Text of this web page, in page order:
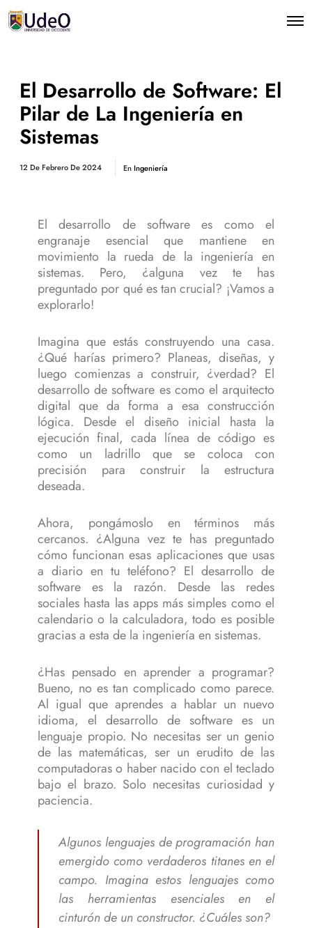
El Desarrollo de Software: El
Pilar de La Ingeniería en
Sistemas
12 De Febrero De 2024 EnIngeniería
El desarrollo de software es como el
engranaje esencial que mantiene en
movimiento la rueda de la ingeniería en
sistemas. Pero, ¿alguna vez te has
preguntado por qué es tan crucial? ¡Vamos a
explorarlo!
Imagina que estás construyendo una casa.
¿Qué harías primero? Planeas, diseñas, y
luego comienzas a construir, ¿verdad? El
desarrollo de software es como el arquitecto
digital que da forma a esa construcción
lógica. Desde el diseño inicial hasta la
ejecución final, cada línea de código es
como un ladrillo que se coloca con
precisión para construir la estructura
deseada.
Ahora, pongámoslo en términos más
cercanos. ¿Alguna vez te has preguntado
cómo funcionan esas aplicaciones que usas
a diario en tu teléfono? El desarrollo de
software es la razón. Desde las redes
sociales hasta las apps más simples como el
calendario o la calculadora, todo es posible
gracias a esta de la ingeniería en sistemas.
¿Has pensado en aprender a programar?
Bueno, no es tan complicado como parece.
Al igual que aprendes a hablar un nuevo
idioma, el desarrollo de software es un
lenguaje propio. No necesitas ser un genio
de las matemáticas, ser un erudito de las
computadoras o haber nacido con el teclado
bajo el brazo. Solo necesitas curiosidad y
paciencia.
Algunos lenguajes de programación han
emergido como verdaderos titanes en el
campo. Imagina estos lenguajes como
las herramientas esenciales en el
cinturón de un constructor. ¿Cuáles son?